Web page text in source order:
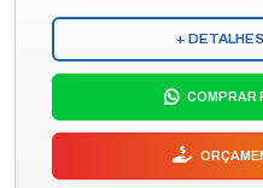
+ DETALHES
COMPRAR